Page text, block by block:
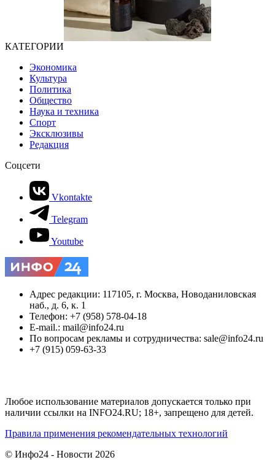
КАТЕГОРИИ
Экономика
Культура
Политика
Общество
Наука и техника
Спорт
Эксклюзивы
Редакция
Соцсети
Vkontakte
Telegram
Youtube
Адрес редакции: 117105, г. Москва, Новоданиловская
наб., д. 6, к. 1
Телефон: +7 (958) 578-04-18
E-mail.: mail@info24.ru
По вопросам рекламы и сотрудничества: sale@info24.ru
+7 (915) 059-63-33
Любое использование материалов допускается только при
наличии ссылки на INFO24.RU; 18+, запрещено для детей.
Правила применения рекомендательных технологий
© Инфо24 - Новости 2026